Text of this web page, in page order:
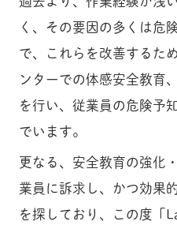
く、その要因の多くは危
で、これらを改善するた
ンターでの体感安全教育
を行い、従業員の危険予
でいます。
更なる、安全教育の強化
業員に訴求し、かつ効果
を探しており、この度「